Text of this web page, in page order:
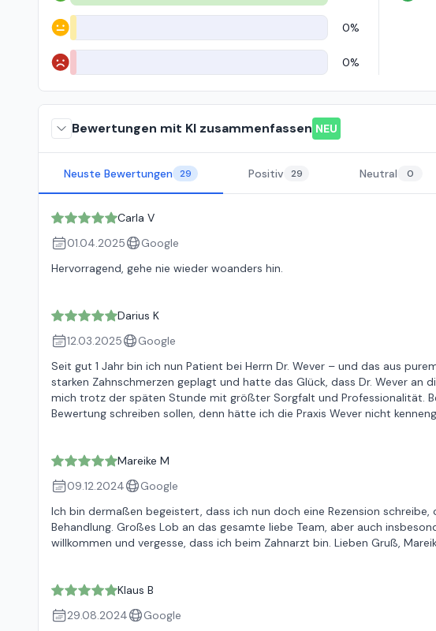
Neutral 0%
Negativ 0%
Bewertungen mit KI zusammenfassen NEU
Neuste Bewertungen 29 Positiv 29 Neutral 0
Carla V
01.04.2025
Google
Hervorragend, gehe nie wieder woanders hin.
Darius K
12.03.2025
Google
Seit gut 1 Jahr bin ich nun Patient bei Herrn Dr. Wever – und das aus
starken Zahnschmerzen geplagt und hatte das Glück, dass Dr. Wever an
mich trotz der späten Stunde mit größter Sorgfalt und Professionalität.
Bewertung schreiben sollen, denn hätte ich die Praxis Wever nicht
Mareike M
09.12.2024
Google
Ich bin dermaßen begeistert, dass ich nun doch eine Rezension
Behandlung. Großes Lob an das gesamte liebe Team, aber auch
willkommen und vergesse, dass ich beim Zahnarzt bin. Lieben Gruß,
Klaus B
29.08.2024
Google